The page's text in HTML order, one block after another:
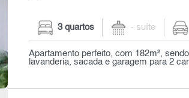
3 quartos - suíte
Apartamento perfeito, com 182m²,
lavanderia, sacada e garagem para 2